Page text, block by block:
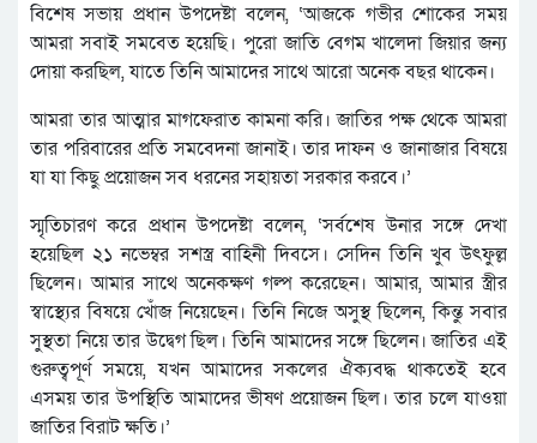
বিশেষ সভায় প্রধান উপদেষ্টা বলেন, ‘আজকে গভীর শোকের সময়
আমরা সবাই সমবেত হয়েছি। পুরো জাতি বেগম খালেদা জিয়ার জন্য
দোয়া করছিল, যাতে তিনি আমাদের সাথে আরো অনেক বছর থাকেন।
আমরা তার আত্মার মাগফেরাত কামনা করি। জাতির পক্ষ থেকে আমরা
তার পরিবারের প্রতি সমবেদনা জানাই। তার দাফন ও জানাজার বিষয়ে
যা যা কিছু প্রয়োজন সব ধরনের সহায়তা সরকার করবে।’
স্মৃতিচারণ করে প্রধান উপদেষ্টা বলেন, ‘সর্বশেষ উনার সঙ্গে দেখা
হয়েছিল ২১ নভেম্বর সশস্ত্র বাহিনী দিবসে। সেদিন তিনি খুব উৎফুল্ল
ছিলেন। আমার সাথে অনেকক্ষণ গল্প করেছেন। আমার, আমার স্ত্রীর
স্বাস্থ্যের বিষয়ে খোঁজ নিয়েছেন। তিনি নিজে অসুস্থ ছিলেন, কিন্তু সবার
সুস্থতা নিয়ে তার উদ্বেগ ছিল। তিনি আমাদের সঙ্গে ছিলেন। জাতির এই
গুরুত্বপূর্ণ সময়ে, যখন আমাদের সকলের ঐক্যবদ্ধ থাকতেই হবে
এসময় তার উপস্থিতি আমাদের ভীষণ প্রয়োজন ছিল। তার চলে যাওয়া
জাতির বিরাট ক্ষতি।’